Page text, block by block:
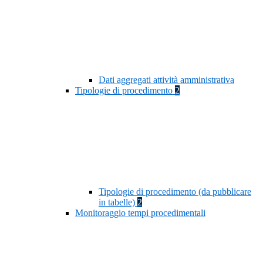
Dati aggregati attività amministrativa
Tipologie di procedimento 2
Tipologie di procedimento (da pubblicare
in tabelle) 2
Monitoraggio tempi procedimentali